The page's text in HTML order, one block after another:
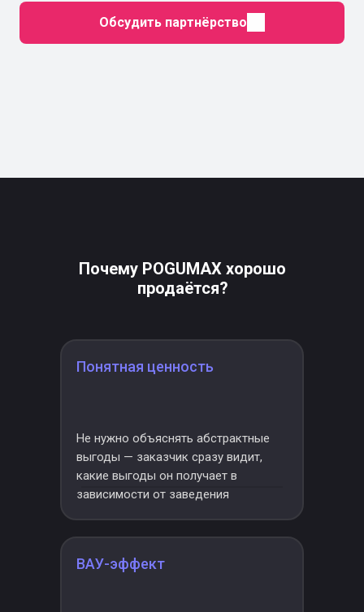
Обсудить партнёрство
Почему POGUMAX хорошо
продаётся?
Понятная ценность
Не нужно объяснять абстрактные
выгоды — заказчик сразу видит,
какие выгоды он получает в
зависимости от заведения
ВАУ-эффект